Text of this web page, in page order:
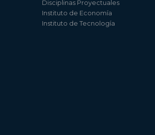
Disciplinas Proyectuales
Instituto de Economía
Instituto de Tecnología